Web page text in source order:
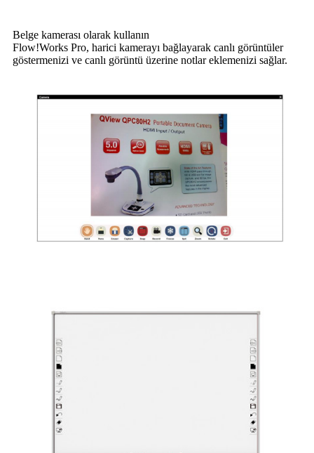
Belge kamerası olarak kullanın
Flow!Works Pro, harici kamerayı bağlayarak canlı görüntüler
göstermenizi ve canlı görüntü üzerine notlar eklemenizi sağlar.